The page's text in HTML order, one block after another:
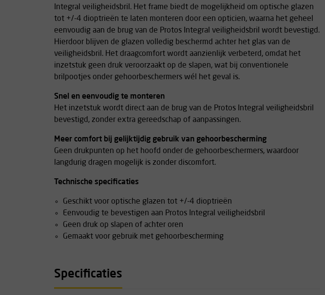
Integral veiligheidsbril. Het frame biedt de mogelijkheid om optische glazen
tot +/-4 dioptrieën te laten monteren door een opticien, waarna het geheel
eenvoudig aan de brug van de Protos Integral veiligheidsbril wordt bevestigd.
Hierdoor blijven de glazen volledig beschermd achter het glas van de
veiligheidsbril. Het draagcomfort wordt aanzienlijk verbeterd, omdat het
inzetstuk geen druk veroorzaakt op de slapen, wat bij conventionele
brilpootjes onder gehoorbeschermers wél het geval is.
Snel en eenvoudig te monteren
Het inzetstuk wordt direct aan de brug van de Protos Integral veiligheidsbril
bevestigd, zonder extra gereedschap of aanpassingen.
Meer comfort bij gelijktijdig gebruik van gehoorbescherming
Geen drukpunten op het hoofd onder de gehoorbeschermers, waardoor
langdurig dragen mogelijk is zonder discomfort.
Technische specificaties
Geschikt voor optische glazen tot +/-4 dioptrieën
Eenvoudig te bevestigen aan Protos Integral veiligheidsbril
Geen druk op slapen of achter oren
Gemaakt voor gebruik met gehoorbescherming
Specificaties